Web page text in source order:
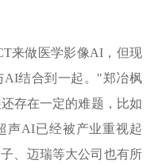
来做医学影像AI ，但现
AI结合到一起。"郑冶枫
存在一定的难题，比如
声AI已经被产业重视起
、迈瑞等大公司也有所